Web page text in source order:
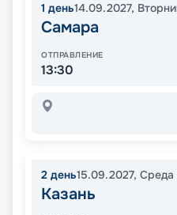
1 день14.09.2027,
Самара
ОТПРАВЛЕНИЕ
13:30
2 день15.09.2027, Среда
Казань